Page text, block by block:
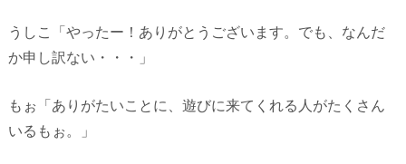
うしこ「やったー！ありがとうございます。でも、なんだ
か申し訳ない・・・」
もぉ「ありがたいことに、遊びに来てくれる人がたくさん
いるもぉ。」